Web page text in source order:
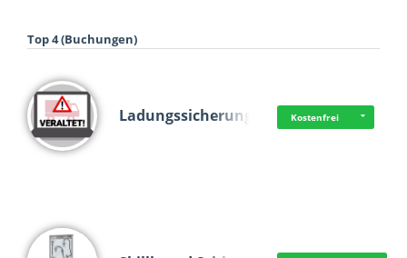
Top 4 (Buchungen)
Ladungssicherung Kostenfrei